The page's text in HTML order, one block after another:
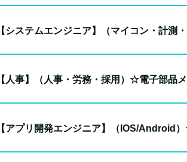
【システムエンジニア】（マイコン・計
【人事】（人事・労務・採用）☆電子部品
【アプリ開発エンジニア】（IOS/Android